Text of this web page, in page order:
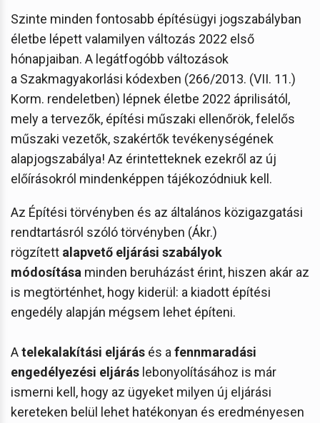
Szinte minden fontosabb építésügyi jogszabályban
életbe lépett valamilyen változás 2022 első
hónapjaiban. A legátfogóbb változások
a Szakmagyakorlási kódexben (266/2013. (VII. 11.)
Korm. rendeletben) lépnek életbe 2022 áprilisától,
mely a tervezők, építési műszaki ellenőrök, felelős
műszaki vezetők, szakértők tevékenységének
alapjogszabálya! Az érintetteknek ezekről az új
előírásokról mindenképpen tájékozódniuk kell.
Az Építési törvényben és az általános közigazgatási
rendtartásról szóló törvényben (Ákr.)
rögzített alapvető eljárási szabályok
módosítása minden beruházást érint, hiszen akár az
is megtörténhet, hogy kiderül: a kiadott építési
engedély alapján mégsem lehet építeni.
Atelekalakítási eljárás és a fennmaradási
engedélyezési eljárás lebonyolításához is már
ismerni kell, hogy az ügyeket milyen új eljárási
kereteken belül lehet hatékonyan és eredményesen